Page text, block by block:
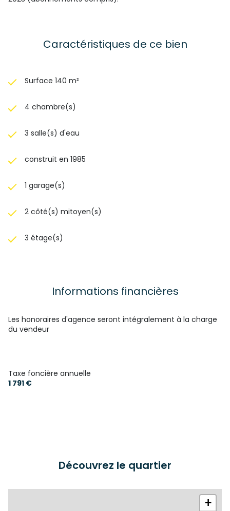
Caractéristiques de ce bien
Surface 140 m²
4 chambre(s)
3 salle(s) d'eau
construit en 1985
1 garage(s)
2 côté(s) mitoyen(s)
3 étage(s)
Informations financières
Les honoraires d'agence seront intégralement à la charge
du vendeur
Taxe foncière annuelle
1 791 €
Découvrez le quartier
+